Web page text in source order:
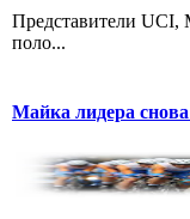
Представители UCI,
поло...
Майка лидера